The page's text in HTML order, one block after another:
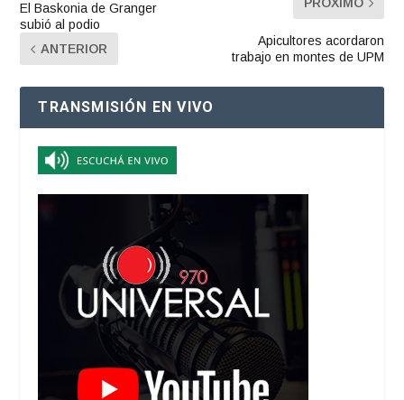
El Baskonia de Granger
subió al podio
ANTERIOR
PRÓXIMO
Apicultores acordaron
trabajo en montes de UPM
TRANSMISIÓN EN VIVO